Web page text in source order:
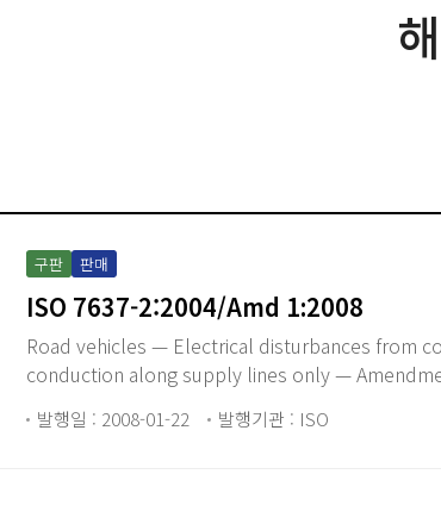
구판 판매
ISO 7637-2:2004/Amd 1:2008
Road vehicles — Electrical disturbances from
conduction along supply lines only —
발행일 : 2008-01-22 발행기관 : ISO